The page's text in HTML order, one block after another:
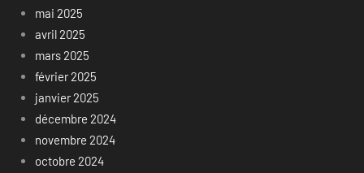
mai 2025
avril 2025
mars 2025
février 2025
janvier 2025
décembre 2024
novembre 2024
octobre 2024